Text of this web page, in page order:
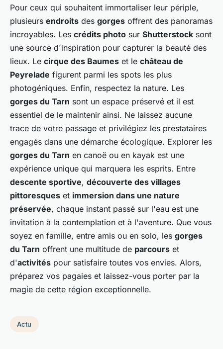
Pour ceux qui souhaitent immortaliser leur périple,
plusieurs endroits des gorges offrent des panoramas
incroyables. Les crédits photo sur Shutterstock sont
une source d'inspiration pour capturer la beauté des
lieux. Le cirque des Baumes et le château de
Peyrelade figurent parmi les spots les plus
photogéniques. Enfin, respectez la nature. Les
gorges du Tarn sont un espace préservé et il est
essentiel de le maintenir ainsi. Ne laissez aucune
trace de votre passage et privilégiez les prestataires
engagés dans une démarche écologique. Explorer les
gorges du Tarn en canoë ou en kayak est une
expérience unique qui marquera les esprits. Entre
descente sportive, découverte des villages
pittoresques et immersion dans une nature
préservée, chaque instant passé sur l'eau est une
invitation à la contemplation et à l'aventure. Que vous
soyez en famille, entre amis ou en solo, les gorges
du Tarn offrent une multitude de parcours et
d'activités pour satisfaire toutes vos envies. Alors,
préparez vos pagaies et laissez-vous porter par la
magie de cette région exceptionnelle.
Actu